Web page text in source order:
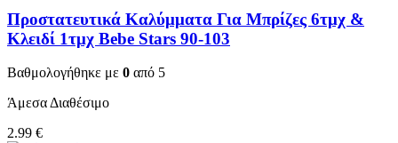
Προστατευτικά Καλύμματα Για Μπρίζες 6τμχ &
Κλειδί 1τμχ Bebe Stars 90-103
Βαθμολογήθηκε με 0 από 5
Άμεσα Διαθέσιμο
2.99 €